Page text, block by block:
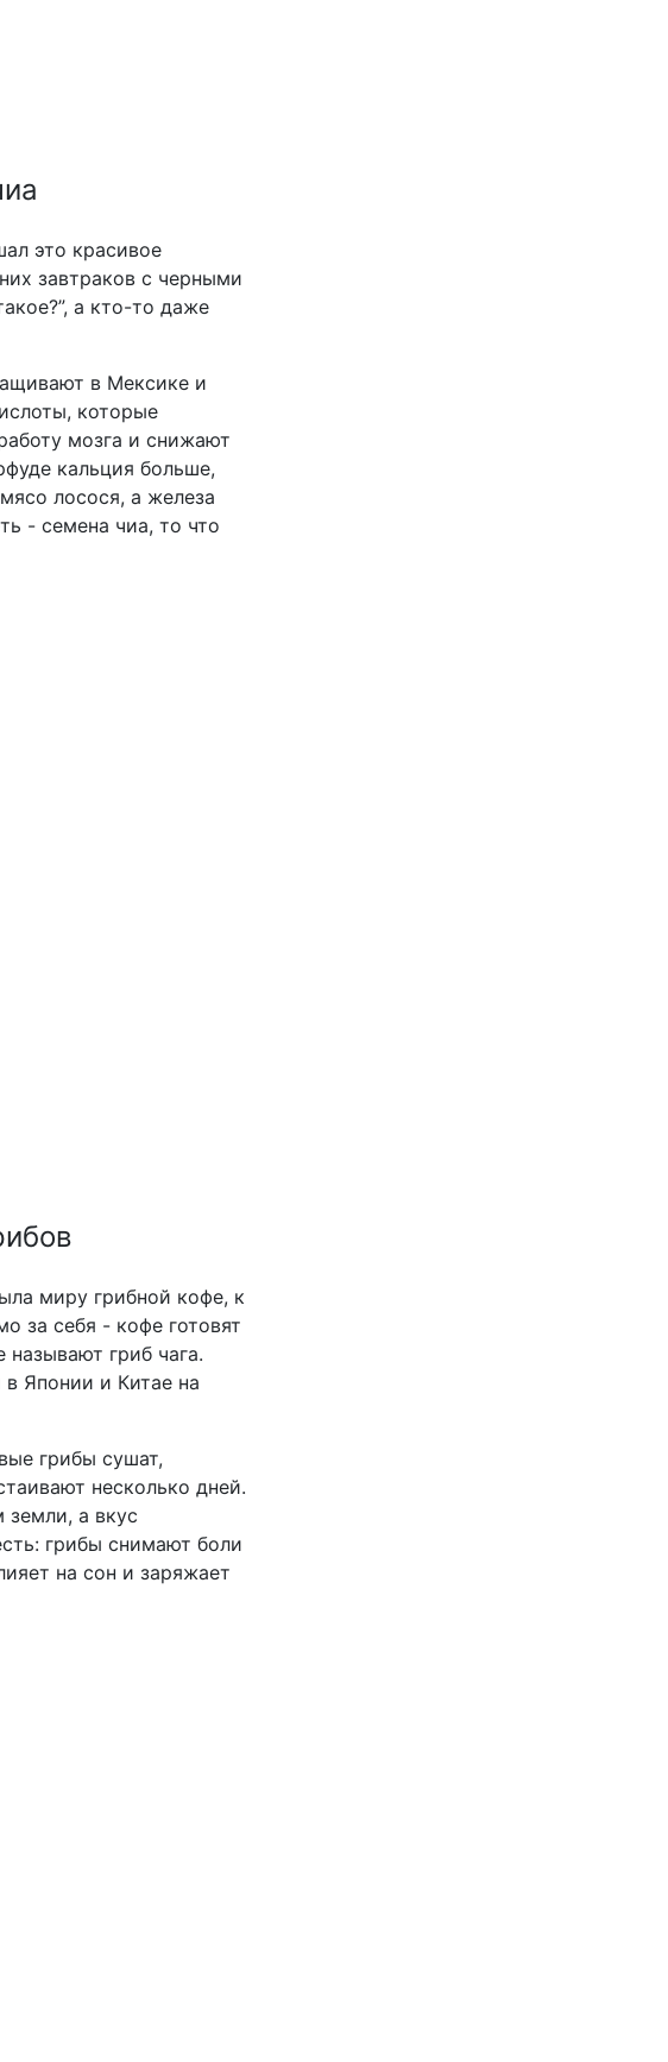
это красивое
завтраков с черными
а кто-то даже
в Мексике и
которые
мозга и снижают
кальция больше,
лосося, а железа
- семена чиа, то что
миру грибной кофе, к
за себя - кофе готовят
гриб чага.
Японии и Китае на
грибы сушат,
несколько дней.
земли, а вкус
грибы снимают боли
на сон и заряжает